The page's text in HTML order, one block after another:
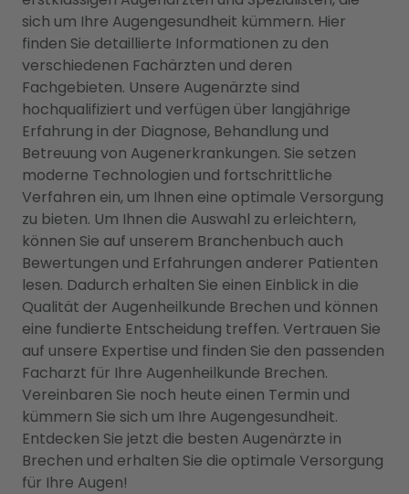
sich um Ihre Augengesundheit kümmern. Hier
finden Sie detaillierte Informationen zu den
verschiedenen Fachärzten und deren
Fachgebieten. Unsere Augenärzte sind
hochqualifiziert und verfügen über langjährige
Erfahrung in der Diagnose, Behandlung und
Betreuung von Augenerkrankungen. Sie setzen
moderne Technologien und fortschrittliche
Verfahren ein, um Ihnen eine optimale Versorgung
zu bieten. Um Ihnen die Auswahl zu erleichtern,
können Sie auf unserem Branchenbuch auch
Bewertungen und Erfahrungen anderer Patienten
lesen. Dadurch erhalten Sie einen Einblick in die
Qualität der Augenheilkunde Brechen und können
eine fundierte Entscheidung treffen. Vertrauen Sie
auf unsere Expertise und finden Sie den passenden
Facharzt für Ihre Augenheilkunde Brechen.
Vereinbaren Sie noch heute einen Termin und
kümmern Sie sich um Ihre Augengesundheit.
Entdecken Sie jetzt die besten Augenärzte in
Brechen und erhalten Sie die optimale Versorgung
für Ihre Augen!